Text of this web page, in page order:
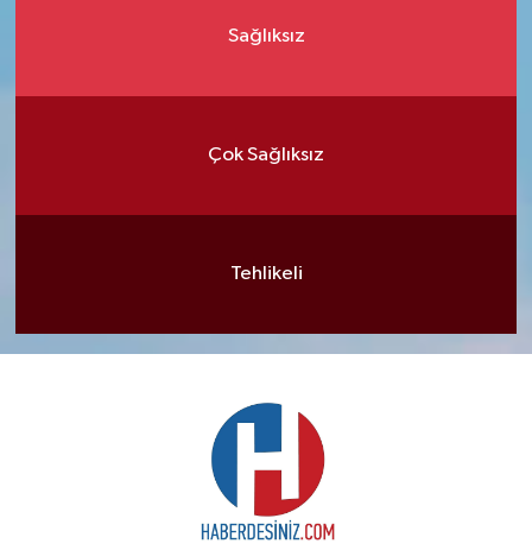
Sağlıksız
Çok Sağlıksız
Tehlikeli